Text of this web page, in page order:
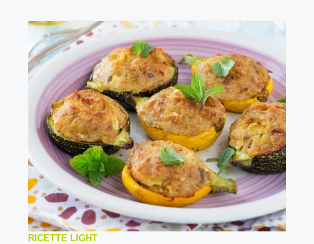
RICETTE LIGHT